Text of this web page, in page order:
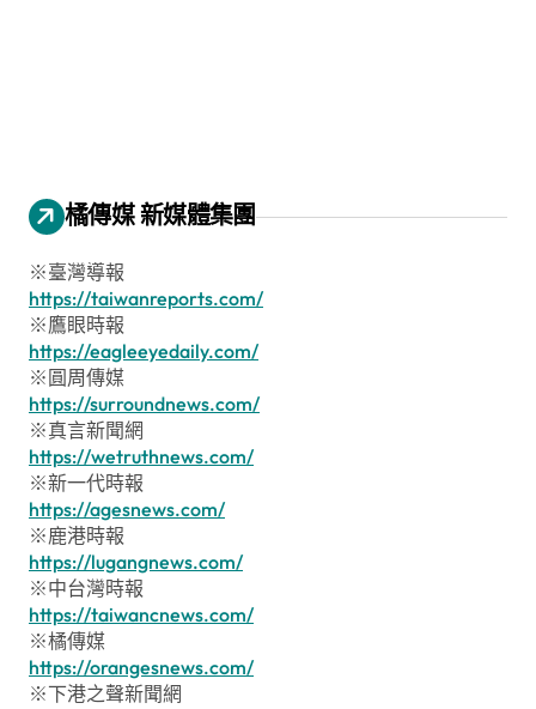
橘傳媒 新媒體集團
※臺灣導報
https://taiwanreports.com/
※鷹眼時報
https://eagleeyedaily.com/
※圓周傳媒
https://surroundnews.com/
※真言新聞網
https://wetruthnews.com/
※新一代時報
https://agesnews.com/
※鹿港時報
https://lugangnews.com/
※中台灣時報
https://taiwancnews.com/
※橘傳媒
https://orangesnews.com/
※下港之聲新聞網